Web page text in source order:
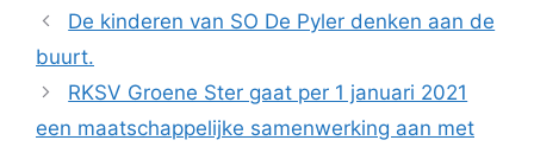
De kinderen van SO De Pyler denken aan de
buurt.
RKSV Groene Ster gaat per 1 januari 2021
een maatschappelijke samenwerking aan met